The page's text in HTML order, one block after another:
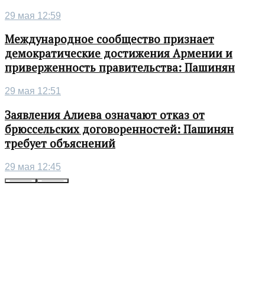
29 мая 12:59
Международное сообщество признает
демократические достижения Армении и
приверженность правительства: Пашинян
29 мая 12:51
Заявления Алиева означают отказ от
брюссельских договоренностей: Пашинян
требует объяснений
29 мая 12:45